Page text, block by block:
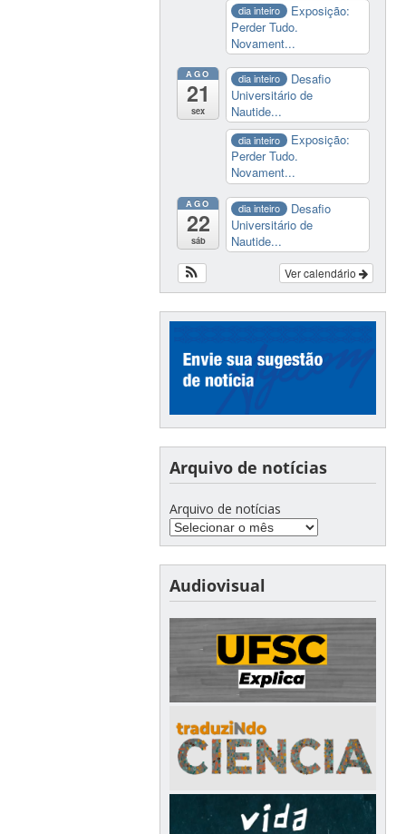
dia inteiro
Exposição:
Perder Tudo.
Novament...
AGO
21
sex
dia inteiro
Desafio
Universitário de
Nautide...
dia inteiro
Exposição:
Perder Tudo.
Novament...
AGO
22
sáb
dia inteiro
Desafio
Universitário de
Nautide...
Ver calendário
Arquivo de notícias
Arquivo de notícias
Audiovisual